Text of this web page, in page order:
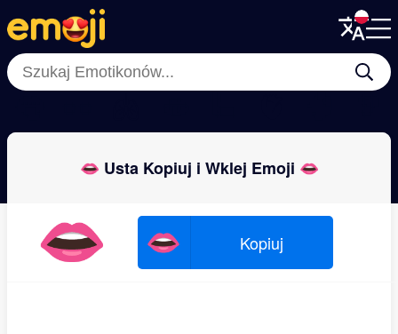
Menu
Close
Menu
Close
👄 Usta Kopiuj i Wklej Emoji 👄
👄 👄 Kopiuj